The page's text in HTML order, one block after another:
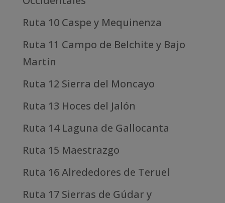
Ruta 10 Caspe y Mequinenza
Ruta 11 Campo de Belchite y Bajo
Martín
Ruta 12 Sierra del Moncayo
Ruta 13 Hoces del Jalón
Ruta 14 Laguna de Gallocanta
Ruta 15 Maestrazgo
Ruta 16 Alrededores de Teruel
Ruta 17 Sierras de Gúdar y